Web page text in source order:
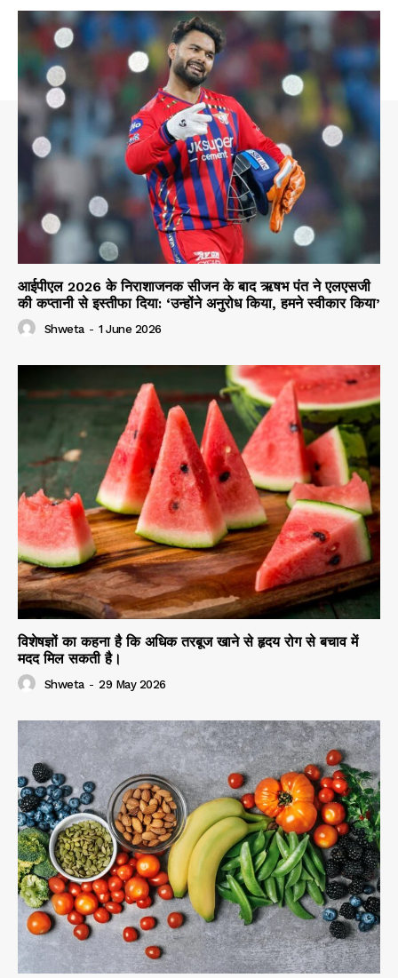
आईपीएल 2026 के निराशाजनक सीजन के बाद ऋषभ पंत ने एलएसजी
की कप्तानी से इस्तीफा दिया: ‘उन्होंने अनुरोध किया, हमने स्वीकार किया’
Shweta - 1 June 2026
विशेषज्ञों का कहना है कि अधिक तरबूज खाने से हृदय रोग से बचाव में
मदद मिल सकती है।
Shweta - 29 May 2026